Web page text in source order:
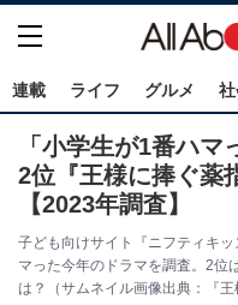
連載 ライフ グルメ
「小学生が1番ハマ
2位『王様に捧ぐ薬
【2023年調査】
子ども向けサイト『ニフティキ
マった今年のドラマを調査。2位
は？（サムネイル画像出典：『